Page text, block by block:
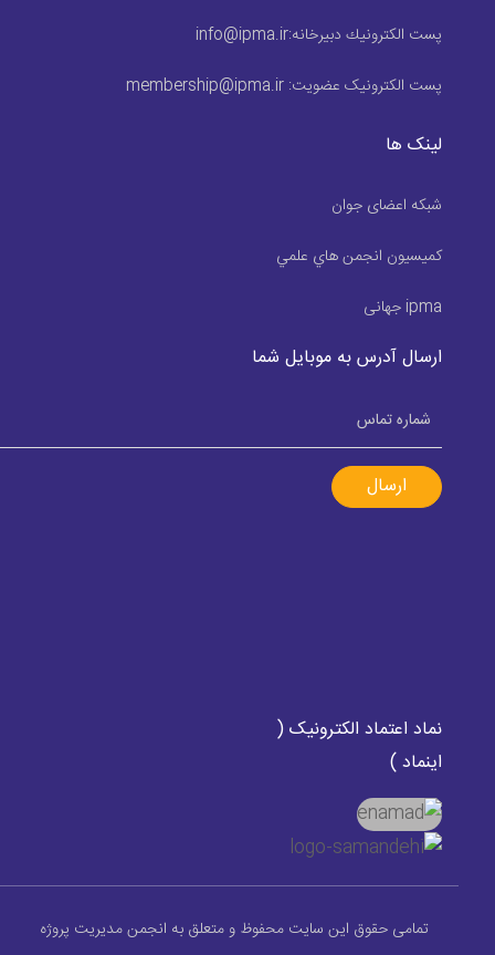
پست الكترونيك دبیرخانه:info@ipma.ir
پست الکترونیک عضویت:membership@ipma.ir
لینک ها
شبکه اعضای جوان
كميسيون انجمن هاي علمي
ipma جهانی
ارسال آدرس به موبایل شما
ارسال
نماد اعتماد الکترونیک (
اینماد )
تمامی حقوق این سایت محفوظ و متعلق به انجمن مدیریت پروژه